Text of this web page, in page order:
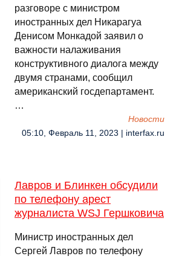
разговоре с министром
иностранных дел Никарагуа
Денисом Монкадой заявил о
важности налаживания
конструктивного диалога между
двумя странами, сообщил
американский госдепартамент.
…
Новости
05:10, Февраль 11, 2023 | interfax.ru
Лавров и Блинкен обсудили
по телефону арест
журналиста WSJ Гершковича
Министр иностранных дел
Сергей Лавров по телефону